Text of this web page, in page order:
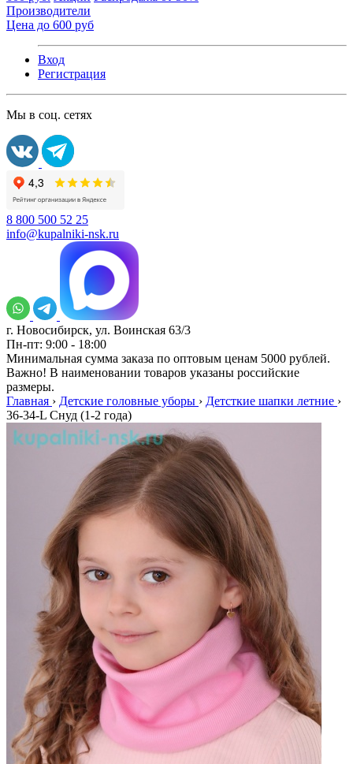
Производители
Цена до 600 руб
Вход
Регистрация
Мы в соц. сетях
8 800 500 52 25
info@kupalniki-nsk.ru
г. Новосибирск, ул. Воинская 63/3
Пн-пт: 9:00 - 18:00
Минимальная сумма заказа по оптовым ценам 5000 рублей.
Важно! В наименовании товаров указаны российские
размеры.
Главная › Детские головные уборы › Детсткие шапки летние ›
36-34-L Снуд (1-2 года)